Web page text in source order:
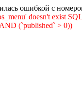
ошибкой с
doesn't exist
(`published` > 0))